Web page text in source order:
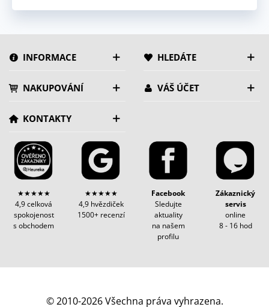
INFORMACE HLEDÁTE
NAKUPOVÁNÍ VÁŠ ÚČET
KONTAKTY
★★★★★
4,9 celková
spokojenost
s obchodem
★★★★★
4,9 hvězdiček
1500+ recenzí
Facebook
Sledujte
aktuality
na našem
profilu
Zákaznický
servis
online
8 - 16 hod
© 2010-2026 Všechna práva vyhrazena.